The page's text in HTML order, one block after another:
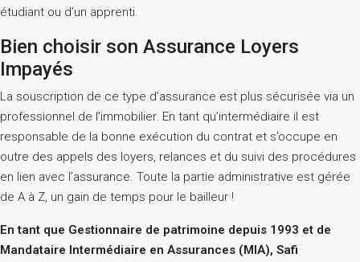
étudiant ou d’un apprenti.
Bien choisir son Assurance Loyers
Impayés
La souscription de ce type d’assurance est plus sécurisée via un
professionnel de l’immobilier. En tant qu’intermédiaire il est
responsable de la bonne exécution du contrat et s’occupe en
outre des appels des loyers, relances et du suivi des procédures
en lien avec l’assurance. Toute la partie administrative est gérée
de A à Z, un gain de temps pour le bailleur !
En tant que Gestionnaire de patrimoine depuis 1993 et de
Mandataire Intermédiaire en Assurances (MIA), Safi